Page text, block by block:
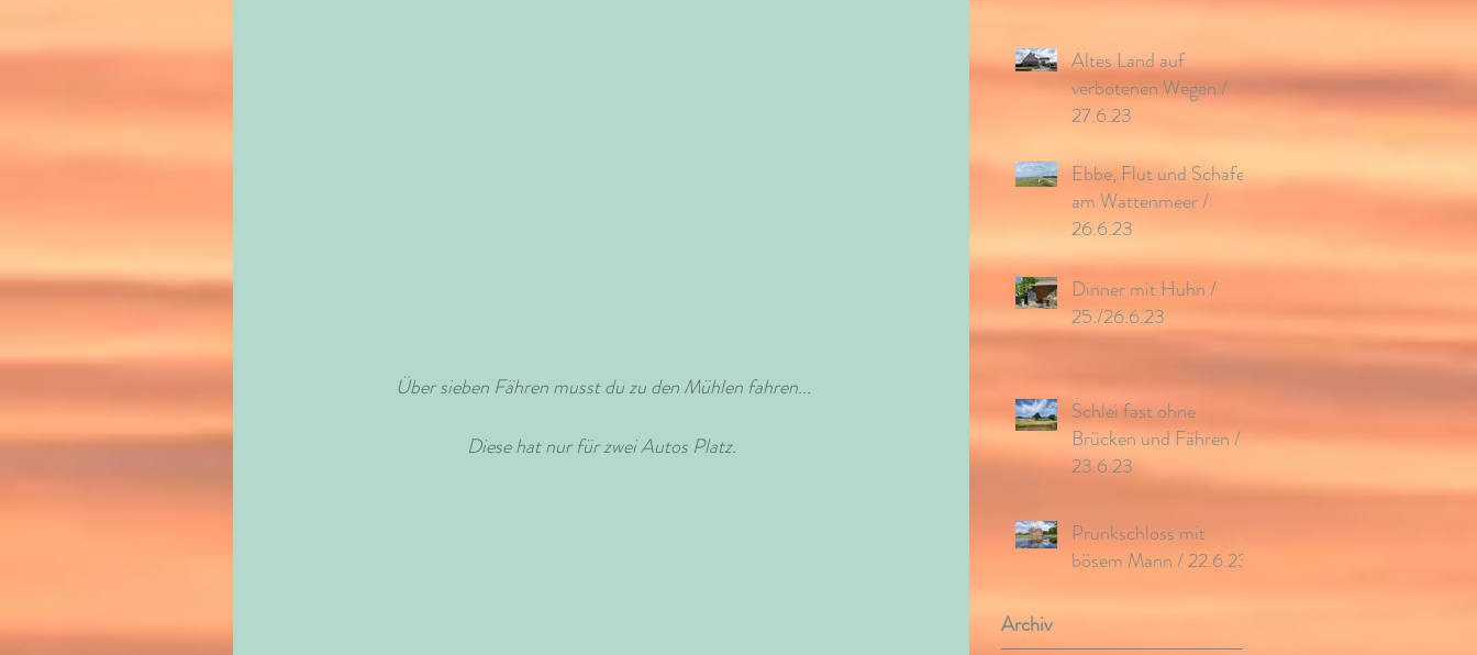
Über sieben Fähren musst du zu den Mühlen fahren...
Diese hat nur für zwei Autos Platz.
Altes Land auf
verbotenen Wegen /
27.6.23
Ebbe, Flut und Schafe
am Wattenmeer /
26.6.23
Dinner mit Huhn /
25./26.6.23
Schlei fast ohne
Brücken und Fähren /
23.6.23
Prunkschloss mit
bösem Mann / 22.6.23
Archiv